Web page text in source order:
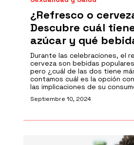
¿Refresco o
Descubre cuál
azúcar y qué
Durante las celebraciones, el
cerveza son bebidas
pero ¿cuál de las dos tiene
contamos cuál es la opción
las implicaciones de su
Septiembre 10, 2024